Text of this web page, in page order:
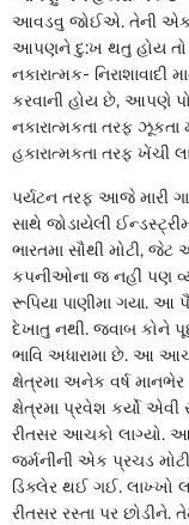
આવડવુ જોઈએ. તેની એક
આપણને દુ:ખ થતુ હોય
નકારાત્મક-
કરવાની હોય છે, આપણે
નકારાત્મકતા તરફ
હકારાત્મકતા તરફ ખેંચી
પર્યટન તરફ આજે મારી
સાથે જોડાયેલી
ભારતમા સૌથી મોટી,
કપનીઓના જ નહીં પણ
રૂપિયા પાણીમા ગયા.
દેખાતુ નથી. જવાબ કોને
ભાવિ અધારામા છે. આ
ક્ષેત્રમા અનેક વર્ષ
ક્ષેત્રમા પ્રવેશ કર્યો
રીતસર આચકો લાગ્યો.
જર્મનીની એક પ્રચડ
ડિક્લેર થઈ ગઈ. લાખ્ખો
રીતસર રસ્તા પર છોડીને.